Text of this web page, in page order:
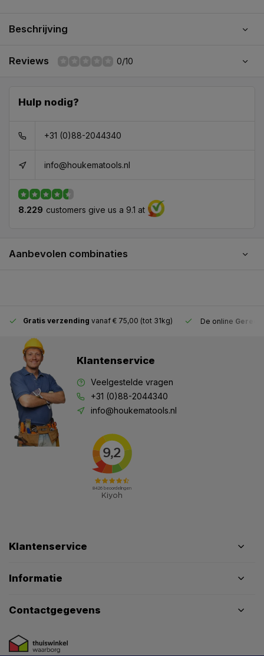
Beschrijving
Reviews 0/10
Hulp nodig?
+31 (0)88-2044340
info@houkematools.nl
8.229 customers give us a 9.1 at
Aanbevolen combinaties
Gratis verzending vanaf € 75,00 (tot 31kg) De online
Klantenservice
Veelgestelde vragen
+31 (0)88-2044340
info@houkematools.nl
Klantenservice
Informatie
Contactgegevens